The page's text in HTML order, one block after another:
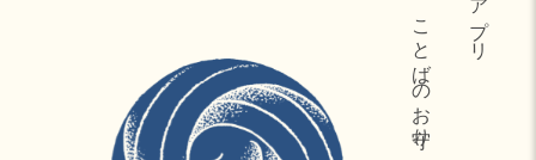
アプリ
ことばのお守り。